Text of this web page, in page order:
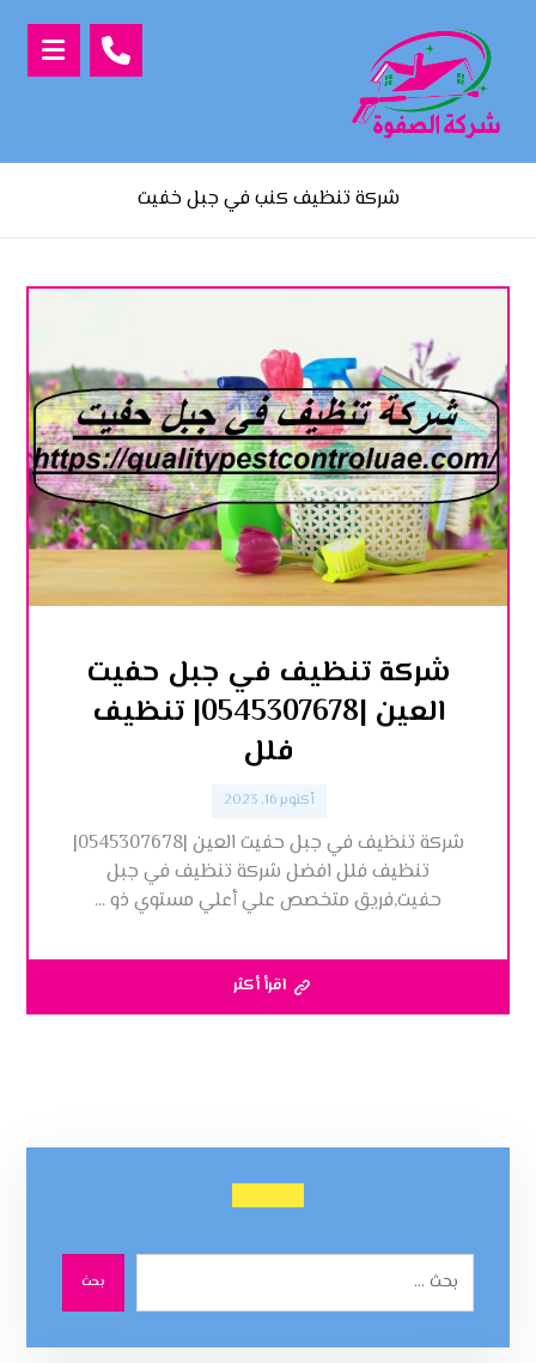
شركة تنظيف كنب في جبل خفيت
شركة تنظيف في جبل حفيت
العين |0545307678| تنظيف
فلل
أكتوبر 16, 2023
شركة تنظيف في جبل حفيت العين |0545307678|
تنظيف فلل افضل شركة تنظيف في جبل
حفيت,فريق متخصص علي أعلي مستوي ذو ...
اقرأ أكثر
بحث